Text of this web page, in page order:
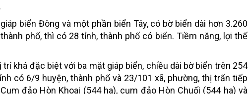
biển Đông và một phần biển Tây, có bờ biển dài hơn 3.260
phố, thì có 28 tỉnh, thành phố có biển. Tiềm năng, lợi thế
khá đặc biệt với ba mặt giáp biển, chiều dài bờ biển trên 254
có 6/9 huyện, thành phố và 23/101 xã, phường, thị trấn tiếp
đảo Hòn Khoai (544 ha), cụm đảo Hòn Chuối (544 ha) và